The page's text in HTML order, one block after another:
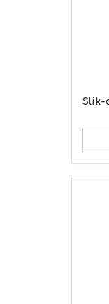
Slik-